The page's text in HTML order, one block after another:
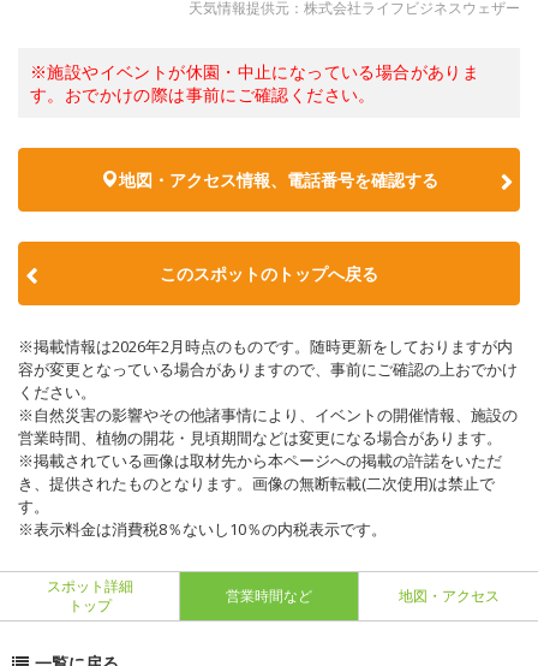
天気情報提供元：株式会社ライフビジネスウェザー
※施設やイベントが休園・中止になっている場合がありま
す。おでかけの際は事前にご確認ください。
地図・アクセス情報、電話番号を確認する
このスポットのトップへ戻る
※掲載情報は2026年2月時点のものです。随時更新をしておりますが内
容が変更となっている場合がありますので、事前にご確認の上おでかけ
ください。
※自然災害の影響やその他諸事情により、イベントの開催情報、施設の
営業時間、植物の開花・見頃期間などは変更になる場合があります。
※掲載されている画像は取材先から本ページへの掲載の許諾をいただ
き、提供されたものとなります。画像の無断転載(二次使用)は禁止で
す。
※表示料金は消費税8％ないし10％の内税表示です。
スポット詳細
トップ
営業時間など 地図・アクセス